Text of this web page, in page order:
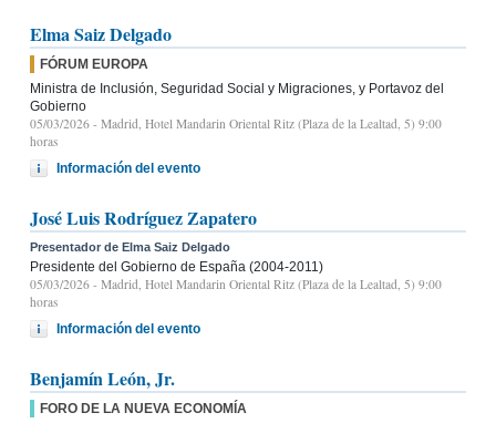
Elma Saiz Delgado
FÓRUM EUROPA
Ministra de Inclusión, Seguridad Social y Migraciones, y Portavoz del
Gobierno
05/03/2026 - Madrid, Hotel Mandarin Oriental Ritz (Plaza de la Lealtad, 5) 9:00
horas
Información del evento
José Luis Rodríguez Zapatero
Presentador de Elma Saiz Delgado
Presidente del Gobierno de España (2004-2011)
05/03/2026 - Madrid, Hotel Mandarin Oriental Ritz (Plaza de la Lealtad, 5) 9:00
horas
Información del evento
Benjamín León, Jr.
FORO DE LA NUEVA ECONOMÍA